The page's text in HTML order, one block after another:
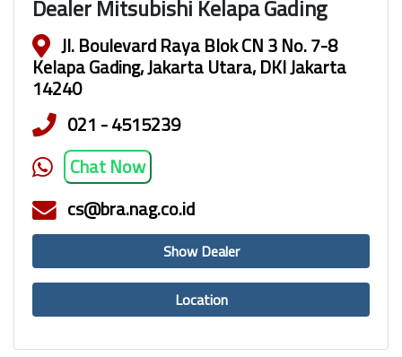
Dealer Mitsubishi Kelapa Gading
Jl. Boulevard Raya Blok CN 3 No. 7-8
Kelapa Gading, Jakarta Utara, DKI Jakarta
14240
021 - 4515239
Chat Now
cs@bra.nag.co.id
Show Dealer
Location